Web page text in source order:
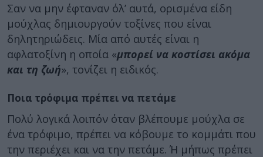
Σαν να μην έφταναν όλ’ αυτά, ορισμένα είδη
μούχλας δημιουργούν τοξίνες που είναι
δηλητηριώδεις. Μία από αυτές είναι η
αφλατοξίνη η οποία «μπορεί να κοστίσει ακόμα
και τη ζωή», τονίζει η ειδικός.
Ποια τρόφιμα πρέπει να πετάμε
Πολύ λογικά λοιπόν όταν βλέπουμε μούχλα σε
ένα τρόφιμο, πρέπει να κόβουμε το κομμάτι που
την περιέχει και να την πετάμε. Ή μήπως πρέπει